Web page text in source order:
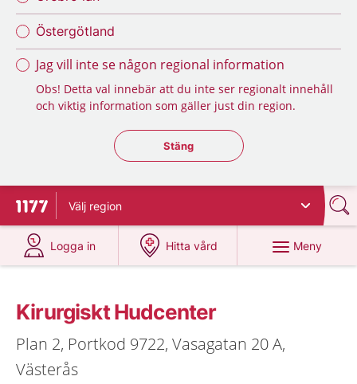
Östergötland
Jag vill inte se någon regional information
Obs! Detta val innebär att du inte ser regionalt innehåll
och viktig information som gäller just din region.
Stäng regionsväljaren
Stäng
Till startsidan för 1177
Välj region
Logga in
på 1177.se
Hitta vård
på 1177.se
Meny
Kirurgiskt Hudcenter
Plan 2, Portkod 9722, Vasagatan 20 A,
Västerås